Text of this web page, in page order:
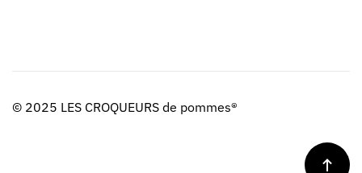
© 2025 LES CROQUEURS de pommes®